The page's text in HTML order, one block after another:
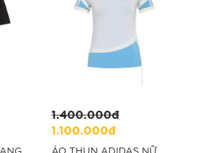
1.400.000đ
1.100.000đ
ÁO THUN ADIDAS NỮ